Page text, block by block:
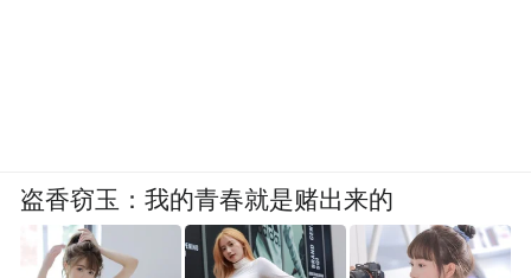
盗香窃玉：我的青春就是赌出来的